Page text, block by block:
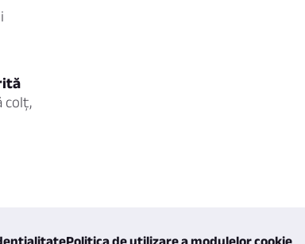
colț,
Politica de utilizare a modulelor cookie